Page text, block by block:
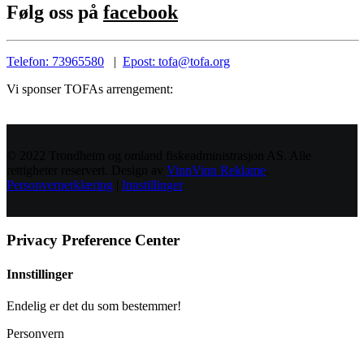
Følg oss på facebook
Telefon: 73965580 | Epost: tofa@tofa.org
Vi sponser TOFAs arrengement:
VinnVinn Reklame
Personvernerklæring
Innstillinger
Privacy Preference Center
Innstillinger
Endelig er det du som bestemmer!
Personvern